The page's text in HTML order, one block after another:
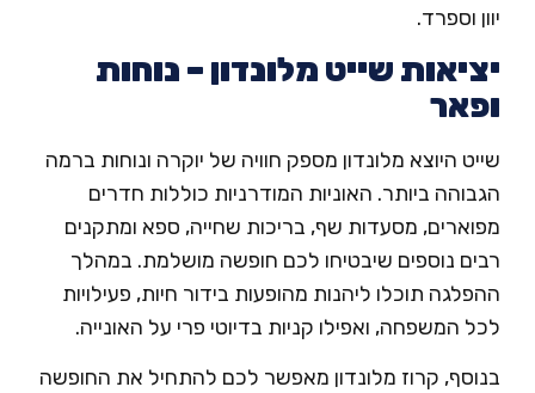
וספרד.
שייט מלונדון –נוחות
היוצא מלונדון מספק חוויה של יוקרה ונוחות ברמה
ביותר. האוניות המודרניות כוללות חדרים
מסעדות שף, בריכות שחייה, ספא ומתקנים
נוספים שיבטיחו לכם חופשה מושלמת. במהלך
תוכלו ליהנות מהופעות בידור חיות, פעילויות
המשפחה, ואפילו קניות בדיוטי פרי על האונייה.
קרוז מלונדון מאפשר לכם להתחיל את החופשה